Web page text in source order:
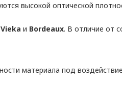
высокой оптической
Vieka и Bordeaux. В отличие от
материала под